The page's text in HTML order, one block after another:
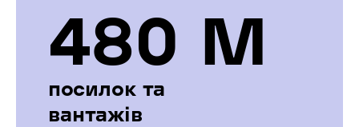
480 М
посилок та
вантажів